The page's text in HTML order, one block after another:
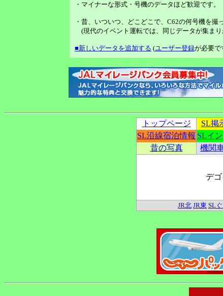
・マイナーな形式・号機のデータほど歓迎です。
・昔、いついつ、どこどこで、C62の何号機を撮
(現代のイベント運転では、同じデータが集ま
■新しいデータを追加する (ユーザー登録が必要で
トップページ SL掲
SL沿線宿泊情報 SLイ
昔の写真
機関
デ
JR北 JR東 SL